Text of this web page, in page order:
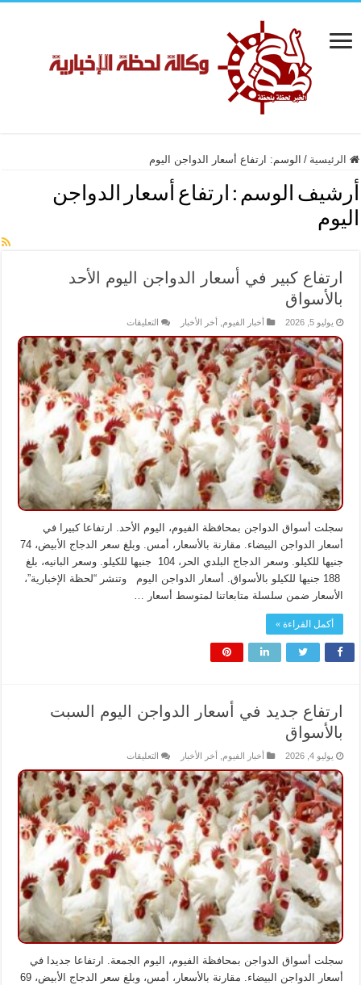
الرئيسية / الوسم: ارتفاع أسعار الدواجن اليوم
أرشيف الوسم : ارتفاع أسعار الدواجن
اليوم
ارتفاع كبير في أسعار الدواجن اليوم الأحد
بالأسواق
يوليو 5, 2026 أخبار الفيوم أخر الأخبار التعليقاتعلى
كبير
في
أسعار
الدواجن
اليوم
الأحد
بالأسواق
مغلقة
سجلت أسواق الدواجن بمحافظة الفيوم، اليوم الأحد. ارتفاعا كبيرا في
أسعار الدواجن البيضاء. مقارنة بالأسعار، أمس. وبلغ سعر الدجاج الأبيض، 74
جنيها للكيلو. وسعر الدجاج البلدي الحر، 104 جنيها للكيلو. وسعر البانيه، بلغ
188 جنيها للكيلو بالأسواق. أسعار الدواجن اليوم وتنشر “لحظة الإخبارية”،
الأسعار ضمن سلسلة متابعاتنا لمتوسط أسعار …
أكمل القراءة »
ارتفاع جديد في أسعار الدواجن اليوم السبت
بالأسواق
يوليو 4, 2026 أخبار الفيوم أخر الأخبار التعليقاتعلى
جديد
في
أسعار
الدواجن
اليوم
السبت
بالأسواق
مغلقة
سجلت أسواق الدواجن بمحافظة الفيوم، اليوم الجمعة. ارتفاعا جديدا في
أسعار الدواجن البيضاء. مقارنة بالأسعار، أمس، وبلغ سعر الدجاج الأبيض، 69